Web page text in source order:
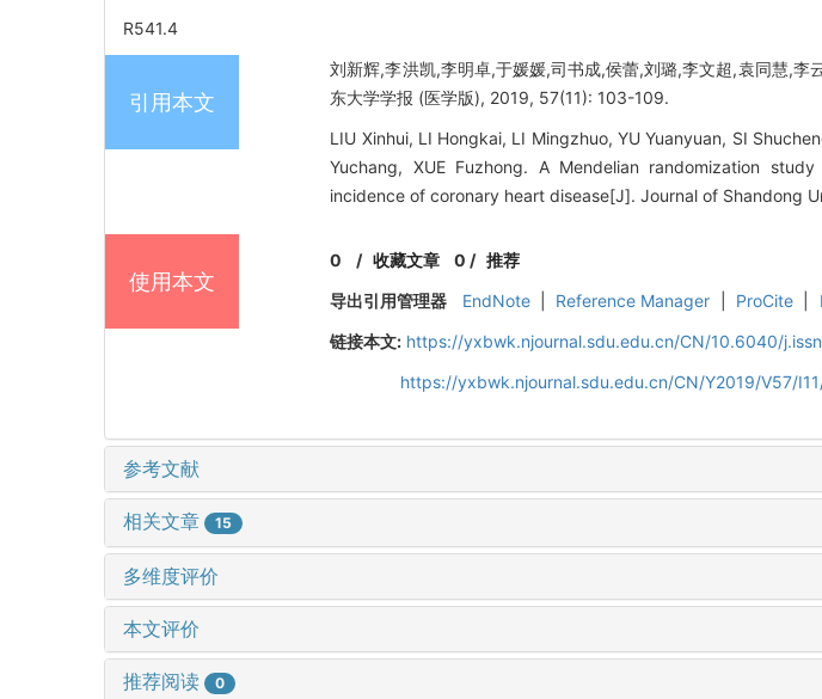
R541.4
引用本文
刘新辉,李洪凯,李明卓,于媛媛,司书成,侯蕾,刘璐,李文超,袁同慧,
东大学学报 (医学版), 2019, 57(11): 103-109.
LIU Xinhui, LI Hongkai, LI Mingzhuo, YU Yuanyuan, SI
Yuchang, XUE Fuzhong. A Mendelian randomization
incidence of coronary heart disease[J]. Journal of Shandong
使用本文
0 /收藏文章 0 / 推荐
导出引用管理器
EndNote Reference Manager ProCite
链接本文: https://yxbwk.njournal.sdu.edu.cn/CN/10.6040/
https://yxbwk.njournal.sdu.edu.cn/CN/Y2019/V57/
参考文献
相关文章 15
多维度评价
本文评价
推荐阅读 0